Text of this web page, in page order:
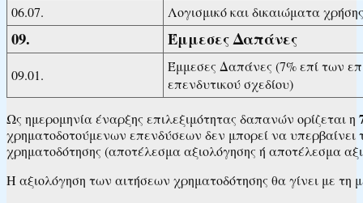
06.07. Λογισμικό και δικαιώματα
09. Έμμεσες Δαπάνες
09.01.
Έμμεσες Δαπάνες (7% επί των
επενδυτικού σχεδίου)
Ως ημερομηνία έναρξης επιλεξιμότητας δαπανών ορίζεται η
χρηματοδοτούμενων επενδύσεων δεν μπορεί να υπερβαίνει
χρηματοδότησης (αποτέλεσμα αξιολόγησης ή αποτέλεσμα
Η αξιολόγηση των αιτήσεων χρηματοδότησης θα γίνει με τη